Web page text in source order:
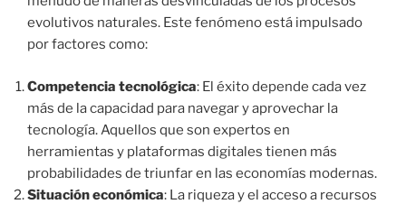
evolutivos naturales. Este fenómeno está impulsado
por factores como:
Competencia tecnológica: El éxito depende cada vez
más de la capacidad para navegar y aprovechar la
tecnología. Aquellos que son expertos en
herramientas y plataformas digitales tienen más
probabilidades de triunfar en las economías modernas.
Situación económica: La riqueza y el acceso a recursos